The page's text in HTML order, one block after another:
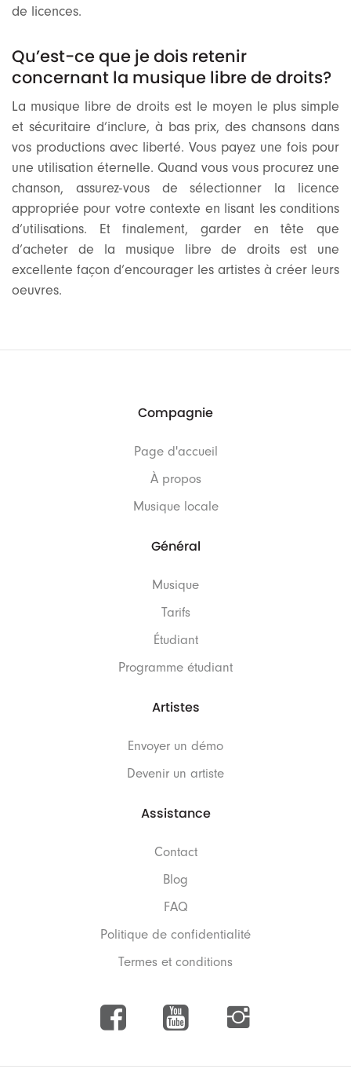
de licences.
Qu’est-ce que je dois retenir
concernant la musique libre de droits?
La musique libre de droits est le moyen le plus simple
et sécuritaire d’inclure, à bas prix, des chansons dans
vos productions avec liberté. Vous payez une fois pour
une utilisation éternelle. Quand vous vous procurez une
chanson, assurez-vous de sélectionner la licence
appropriée pour votre contexte en lisant les conditions
d’utilisations. Et finalement, garder en tête que
d’acheter de la musique libre de droits est une
excellente façon d’encourager les artistes à créer leurs
oeuvres.
Compagnie
Page d'accueil
À propos
Musique locale
Général
Musique
Tarifs
Étudiant
Programme étudiant
Artistes
Envoyer un démo
Devenir un artiste
Assistance
Contact
Blog
FAQ
Politique de confidentialité
Termes et conditions